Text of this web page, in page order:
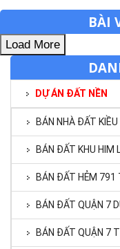
BÀI
Load More
DỰ ÁN ĐẤT NỀN
BÁN NHÀ ĐẤT
BÁN ĐẤT KHU HIM
BÁN ĐẤT HẺM 791
BÁN ĐẤT QUẬN 7
BÁN ĐẤT QUẬN 7